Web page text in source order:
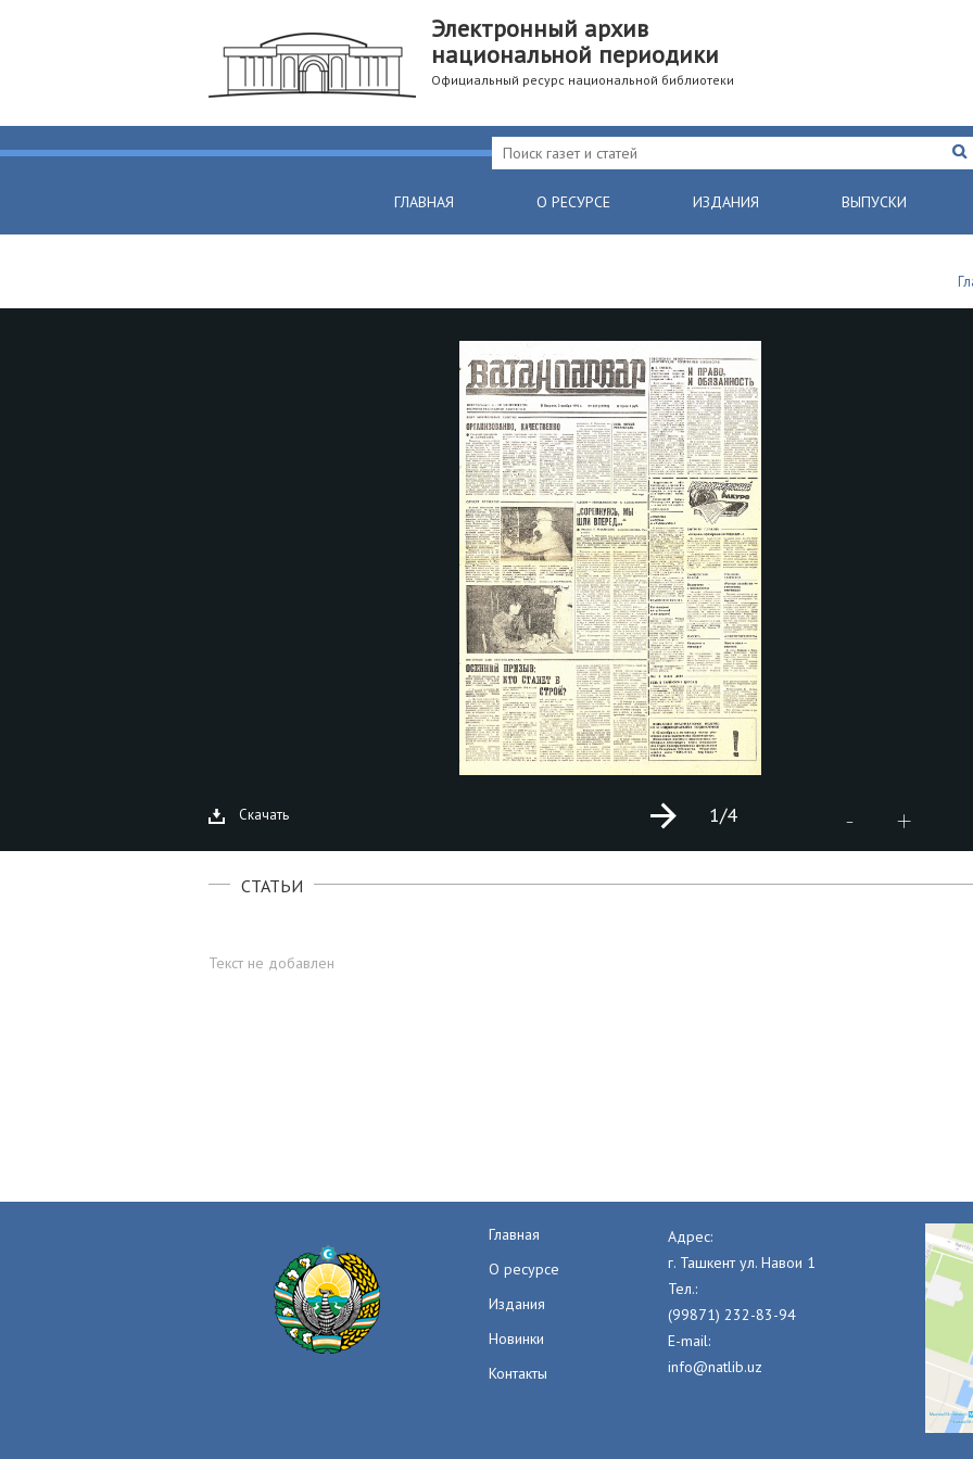
Электронный архив
национальной периодики
Официальный ресурс национальной библиотеки
ГЛАВНАЯ О РЕСУРСЕ ИЗДАНИЯ ВЫПУСКИ
Скачать - +
1/4
СТАТЬИ
Текст не добавлен
Главная
О ресурсе
Издания
Новинки
Контакты
Адрес:
г. Ташкент ул. Навои 1
Тел.:
(99871) 232-83-94
E-mail:
info@natlib.uz